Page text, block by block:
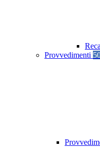
Provvedimenti